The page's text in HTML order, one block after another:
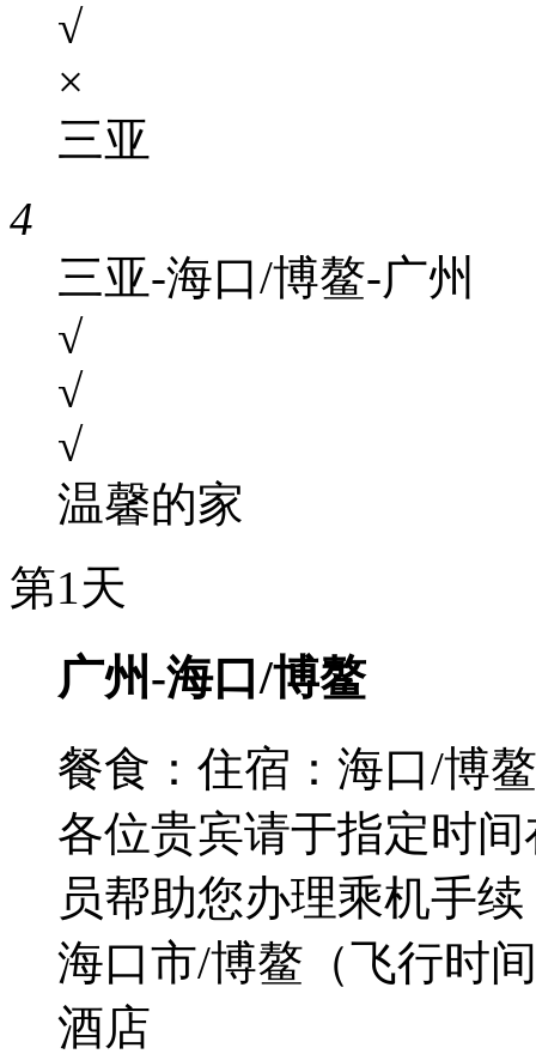
√
×
三亚
4
三亚-海口/博鳌-广州
√
√
√
温馨的家
第1天
广州-海口/博鳌
餐食： 住宿：海口/博鳌
各位贵宾请于指定时
员帮助您办理乘机手
海口市/博鳌（飞行时
酒店